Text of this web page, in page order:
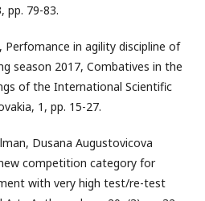
pp. 79-83.
Perfomance in agility discipline of
season 2017, Combatives in the
of the International Scientific
1, pp. 15-27.
Dusana Augustovicova
competition category for
with very high test/re-test